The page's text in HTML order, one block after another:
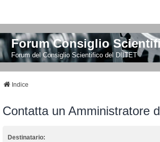
Forum Consiglio
Forum del Consiglio Scientifico del DIITET
Indice
Contatta un Amministratore
Destinatario: